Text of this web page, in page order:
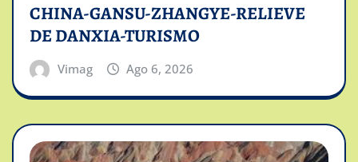
CHINA-GANSU-ZHANGYE-RELIEVE
DE DANXIA-TURISMO
Vimag Ago 6, 2026